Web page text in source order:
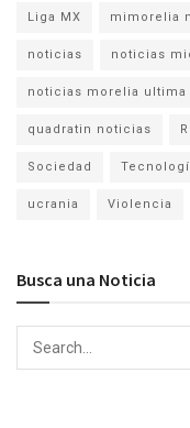
Liga MX mimorelia
noticias noticias
noticias morelia ultima
quadratin noticias
Sociedad
ucrania Violencia
Busca una Noticia